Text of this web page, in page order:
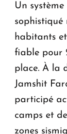
Un
habitants
fiable pour
place. À la
Jamshit
participé
camps et
zones